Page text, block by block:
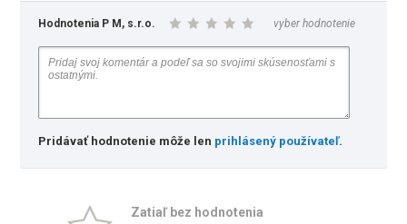
Hodnotenia P M, s.r.o. vyber hodnotenie
Pridávať hodnotenie môže len prihlásený používateľ.
Zatiaľ bez hodnotenia